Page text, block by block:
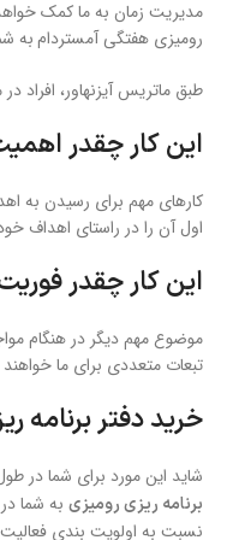
مدیریت زمان به ما کمک خواهد
رومیزی هفتگی آمستردامبه
طبق ماتریس آیزنهاور، افراد
این کار چقدر
کارهای مهم برای رسیدن به
اول آن را در راستای اهداف
این کار چقدر
موضوع مهم دیگر در هنگام
تبعات متعددی برای ما
خرید دفتر برنامه
شاید این مورد برای شما در
برنامه ریزی رومیزی به شما
نسبت به اولویت بندی